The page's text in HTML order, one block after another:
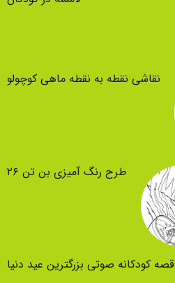
نقاشی نقطه به نقطه ماهی کوچولو
طرح رنگ آمیزی بن تن ۲۶
قصه کودکانه صوتی بزرگترین عید دنیا